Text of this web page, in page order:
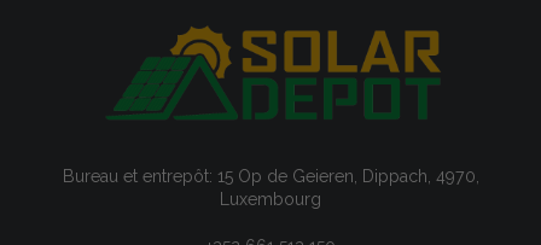
Bureau et entrepôt: 15 Op de Geieren, Dippach, 4970,
Luxembourg